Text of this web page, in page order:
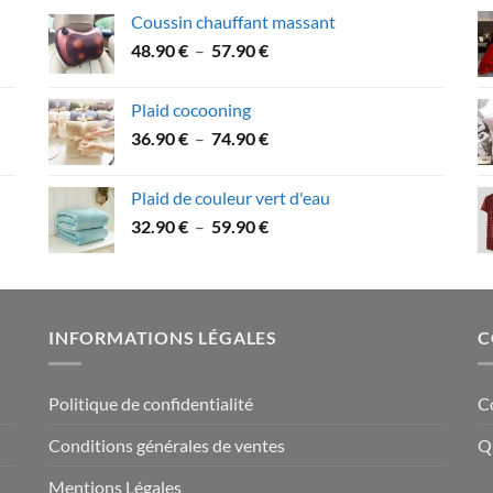
31.90 €
à
Coussin chauffant massant
48.90€ – 57.90€Plage
à
Plaid cocooning
36.90€ – 74.90€Plage
36.90 €
à
Plaid de couleur vert d'eau
32.90€ – 59.90€Plage
32.90 €
59.90 €
INFORMATIONS LÉGALES
Politique de confidentialité
Conditions générales de ventes
Mentions Légales